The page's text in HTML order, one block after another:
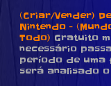
(Criar/Vender)
Nintendo -
Todo) Gratuito
necessário
período de uma
será analisado